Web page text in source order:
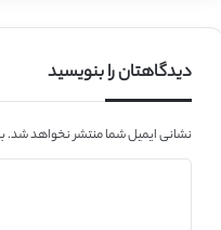
دیدگاهتان را بنویسید
نشانی ایمیل شما منتشر نخواهد شد.